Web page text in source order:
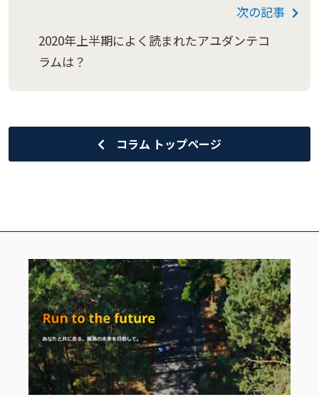
次の記事
2020年上半期によく読まれたアユダンテコ
ラムは？
コラム トップページ